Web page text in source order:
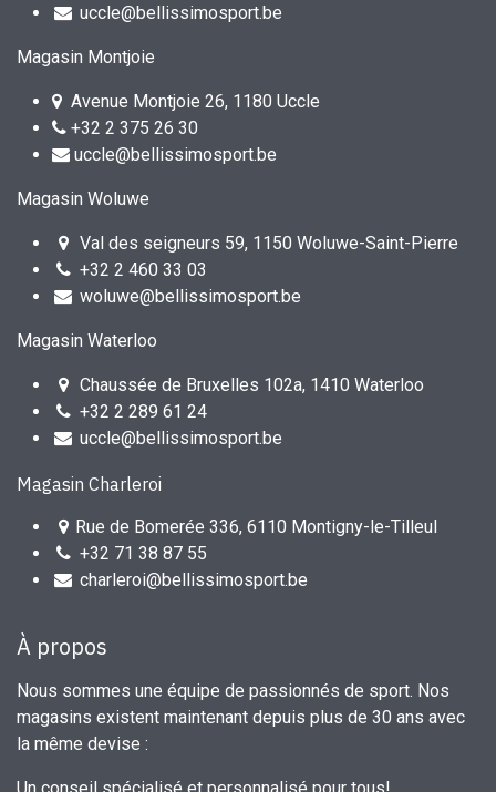
uccle@bellissimosport.be
Magasin Montjoie
Avenue Montjoie 26, 1180 Uccle
+32 2 375 26 30
uccle@bellissimosport.be
Magasin Woluwe
Val des seigneurs 59, 1150 Woluwe-Saint-Pierre
+32 2 460 33 03
woluwe@bellissimosport.be
Magasin Waterloo
Chaussée de Bruxelles 102a, 1410 Waterloo
+32 2 289 61 24
uccle@bellissimosport.be
Magasin Charleroi
Rue de Bomerée 336, 6110 Montigny-le-Tilleul
+32 71 38 87 55
charleroi@bellissimosport.be
À propos
Nous sommes une équipe de passionnés de sport. Nos
magasins existent maintenant depuis plus de 30 ans avec
la même devise :